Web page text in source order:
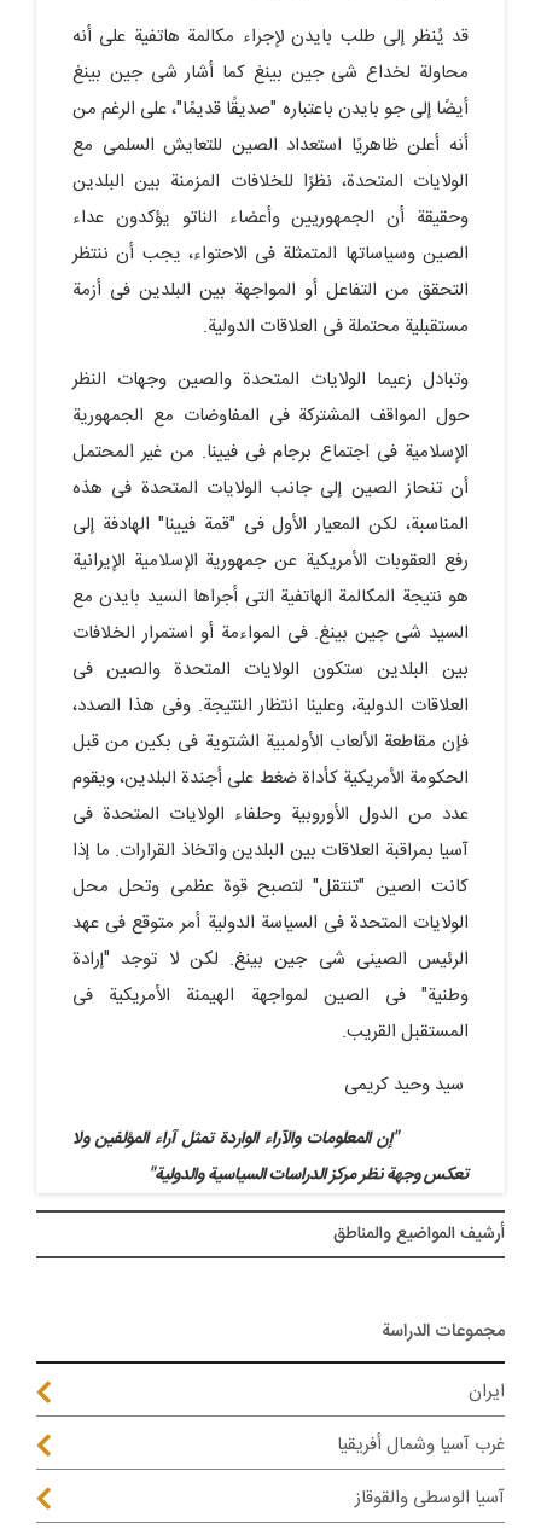
قد یُنظر إلى طلب بایدن لإجراء مکالمة هاتفیة على أنه
محاولة لخداع شی جین بینغ کما أشار شی جین بینغ
أیضًا إلى جو بایدن باعتباره "صدیقًا قدیمًا"، على الرغم من
أنه أعلن ظاهریًا استعداد الصین للتعایش السلمی مع
الولایات المتحدة، نظرًا للخلافات المزمنة بین البلدین
وحقیقة أن الجمهوریین وأعضاء الناتو یؤکدون عداء
الصین وسیاساتها المتمثلة فی الاحتواء، یجب أن ننتظر
التحقق من التفاعل أو المواجهة بین البلدین فی أزمة
مستقبلیة محتملة فی العلاقات الدولیة.
وتبادل زعیما الولایات المتحدة والصین وجهات النظر
حول المواقف المشترکة فی المفاوضات مع الجمهوریة
الإسلامیة فی اجتماع برجام فی فیینا. من غیر المحتمل
أن تنحاز الصین إلى جانب الولایات المتحدة فی هذه
المناسبة، لکن المعیار الأول فی "قمة فیینا" الهادفة إلى
رفع العقوبات الأمریکیة عن جمهوریة الإسلامیة الإیرانیة
هو نتیجة المکالمة الهاتفیة التی أجراها السید بایدن مع
السید شی جین بینغ. فی المواءمة أو استمرار الخلافات
بین البلدین ستکون الولایات المتحدة والصین فی
العلاقات الدولیة، وعلینا انتظار النتیجة. وفی هذا الصدد،
فإن مقاطعة الألعاب الأولمبیة الشتویة فی بکین من قبل
الحکومة الأمریکیة کأداة ضغط على أجندة البلدین، ویقوم
عدد من الدول الأوروبیة وحلفاء الولایات المتحدة فی
آسیا بمراقبة العلاقات بین البلدین واتخاذ القرارات. ما إذا
کانت الصین "تنتقل" لتصبح قوة عظمى وتحل محل
الولایات المتحدة فی السیاسة الدولیة أمر متوقع فی عهد
الرئیس الصینی شی جین بینغ. لکن لا توجد "إرادة
وطنیة" فی الصین لمواجهة الهیمنة الأمریکیة فی
المستقبل القریب.
سید وحید کریمی
"إن المعلومات والآراء الواردة تمثل آراء المؤلفین ولا
تعکس وجهة نظر مرکز الدراسات السیاسیة والدولیة"
أرشيف المواضیع والمناطق
مجموعات الدراسة
ايران
غرب آسيا وشمال أفريقيا
آسيا الوسطى والقوقاز